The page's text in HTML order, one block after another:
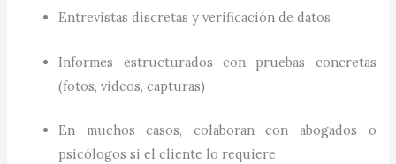
Entrevistas discretas y verificación de datos
Informes estructurados con pruebas concretas
(fotos, videos, capturas)
En muchos casos, colaboran con abogados o
psicólogos si el cliente lo requiere